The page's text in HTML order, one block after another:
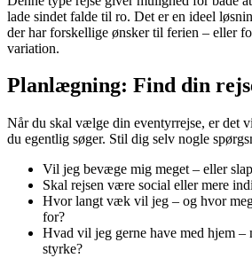
lade sindet falde til ro. Det er en ideel
der har forskellige ønsker til ferien – eller
variation.
Planlægning: Find din
Når du skal vælge din eventyrrejse, er det
du egentlig søger. Stil dig selv nogle
Vil jeg bevæge mig meget – eller
Skal rejsen være social eller mere
Hvor langt væk vil jeg – og hvor
for?
Hvad vil jeg gerne have med hjem
styrke?